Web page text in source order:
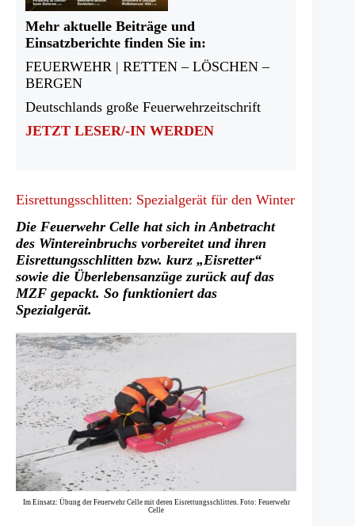
Mehr aktuelle Beiträge und
Einsatzberichte finden Sie in:
FEUERWEHR | RETTEN – LÖSCHEN –
BERGEN
Deutschlands große Feuerwehrzeitschrift
JETZT LESER/-IN WERDEN
Eisrettungsschlitten: Spezialgerät für den Winter
Die Feuerwehr Celle hat sich in Anbetracht
des Wintereinbruchs vorbereitet und ihren
Eisrettungsschlitten bzw. kurz „Eisretter“
sowie die Überlebensanzüge zurück auf das
MZF gepackt. So funktioniert das
Spezialgerät.
Im Einsatz: Übung der Feuerwehr Celle mit deren Eisrettungsschlitten. Foto: Feuerwehr
Celle